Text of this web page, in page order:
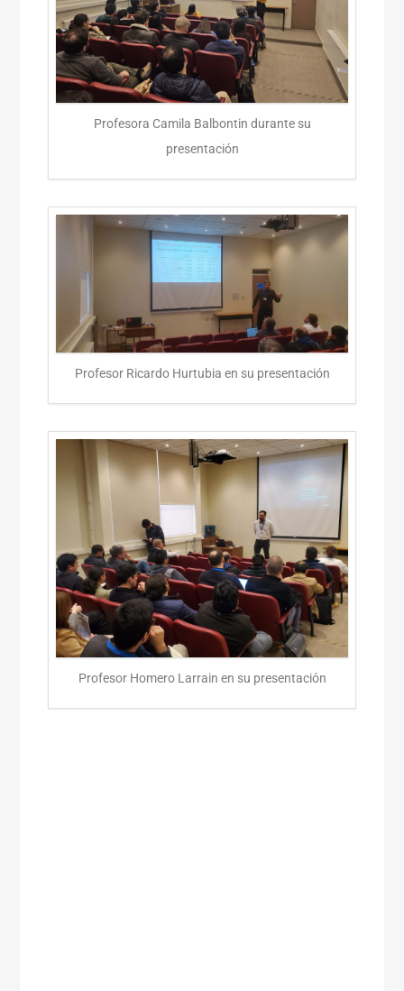
Profesora Camila Balbontin durante su
presentación
Profesor Ricardo Hurtubia en su presentación
Profesor Homero Larrain en su presentación